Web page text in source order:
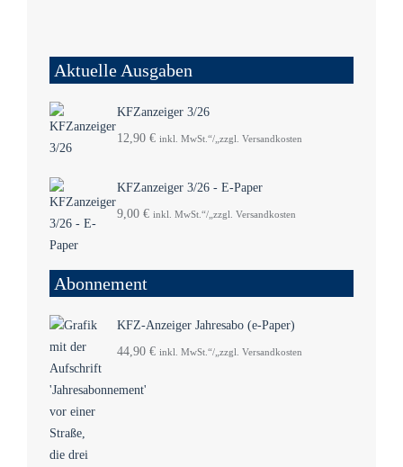
Aktuelle Ausgaben
KFZanzeiger 3/26
12,90 € inkl. MwSt.“/„zzgl. Versandkosten
KFZanzeiger 3/26 - E-Paper
9,00 € inkl. MwSt.“/„zzgl. Versandkosten
Abonnement
KFZ-Anzeiger Jahresabo (e-Paper)
44,90 € inkl. MwSt.“/„zzgl. Versandkosten